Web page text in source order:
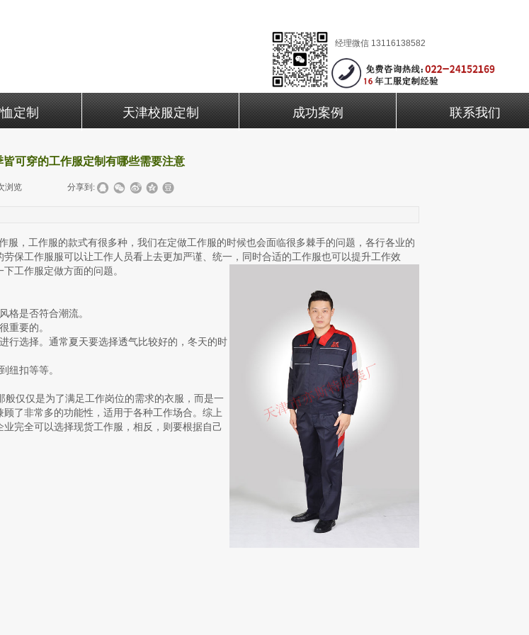
经理微信 13116138582
定制 天津校服定制 成功案例 联系我们
皆可穿的工作服定制有哪些需要注意
浏览 分享到:
，工作服的款式有很多种，我们在定做工作服的时候也会面临很多棘手的问题，各行各业的
保工作服服可以让工作人员看上去更加严谨、统一，同时合适的工作服也可以提升工作效
工作服定做方面的问题。
格是否符合潮流。
重要的。
行选择。通常夏天要选择透气比较好的，冬天的时
纽扣等等。
仅仅是为了满足工作岗位的需求的衣服，而是一
了非常多的功能性，适用于各种工作场合。综上
完全可以选择现货工作服，相反，则要根据自己